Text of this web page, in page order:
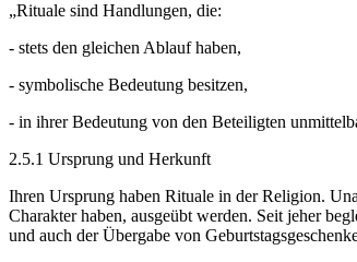
„Rituale sind Handlungen, die:
- stets den gleichen Ablauf haben,
- symbolische Bedeutung besitzen,
- in ihrer Bedeutung von den Beteiligten
2.5.1 Ursprung und Herkunft
Ihren Ursprung haben Rituale in der Religion.
Charakter haben, ausgeübt werden. Seit jeher
und auch der Übergabe von